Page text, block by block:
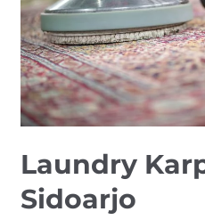
Laundry
Sidoarjo